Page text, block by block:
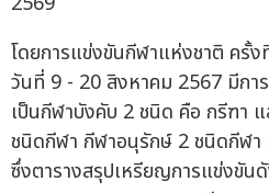
โดยการแข่งขันกีฬาแห่งชาติ ครั้
วันที่ 9 - 20 สิงหาคม 2567 มีก
เป็นกีฬาบังคับ 2 ชนิด คือ กรีฑา
ชนิดกีฬา กีฬาอนุรักษ์ 2 ชนิดกีฬา
ซึ่งตารางสรุปเหรียญการแข่งขั